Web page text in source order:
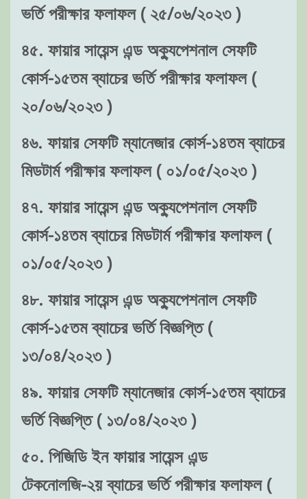
ভর্তি পরীক্ষার ফলাফল ( ২৫/০৬/২০২৩ )
৪৫. ফায়ার সায়েন্স এন্ড অক্যুপেশনাল সেফটি
কোর্স-১৫তম ব্যাচের ভর্তি পরীক্ষার ফলাফল (
২০/০৬/২০২৩ )
৪৬. ফায়ার সেফটি ম্যানেজার কোর্স-১৪তম ব্যাচের
মিডটার্ম পরীক্ষার ফলাফল ( ০১/০৫/২০২৩ )
৪৭. ফায়ার সায়েন্স এন্ড অক্যুপেশনাল সেফটি
কোর্স-১৪তম ব্যাচের মিডটার্ম পরীক্ষার ফলাফল (
০১/০৫/২০২৩ )
৪৮. ফায়ার সায়েন্স এন্ড অক্যুপেশনাল সেফটি
কোর্স-১৫তম ব্যাচের ভর্তি বিজ্ঞপ্তি (
১৩/০৪/২০২৩ )
৪৯. ফায়ার সেফটি ম্যানেজার কোর্স-১৫তম ব্যাচের
ভর্তি বিজ্ঞপ্তি ( ১৩/০৪/২০২৩ )
৫০. পিজিডি ইন ফায়ার সায়েন্স এন্ড
টেকনোলজি-২য় ব্যাচের ভর্তি পরীক্ষার ফলাফল (